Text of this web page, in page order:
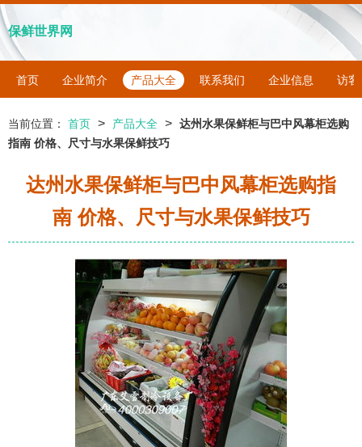
保鲜世界网
首页 企业简介 产品大全 联系我们 企业信息 访客
当前位置： 首页 > 产品大全 > 达州水果保鲜柜与巴中风幕柜选购
指南 价格、尺寸与水果保鲜技巧
达州水果保鲜柜与巴中风幕柜选购指
南 价格、尺寸与水果保鲜技巧